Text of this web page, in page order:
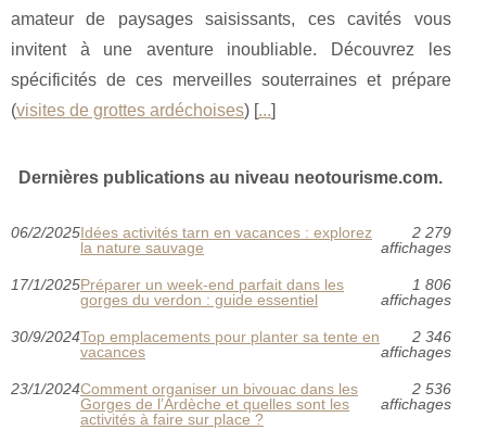
amateur de paysages saisissants, ces cavités vous
invitent à une aventure inoubliable. Découvrez les
spécificités de ces merveilles souterraines et prépare
(visites de grottes ardéchoises) [...]
Dernières publications au niveau neotourisme.com.
06/2/2025Idées activités tarn en vacances : explorez
la nature sauvage
2 279
affichages
17/1/2025Préparer un week-end parfait dans les
gorges du verdon : guide essentiel
1 806
affichages
30/9/2024Top emplacements pour planter sa tente en
vacances
2 346
affichages
23/1/2024Comment organiser un bivouac dans les
Gorges de l’Ardèche et quelles sont les
activités à faire sur place ?
2 536
affichages